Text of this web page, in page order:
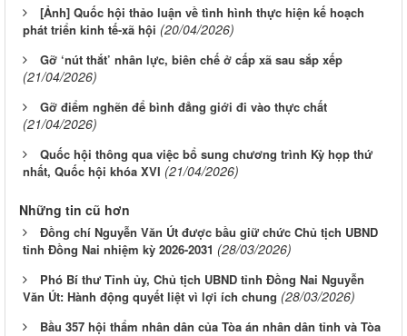
[Ảnh] Quốc hội thảo luận về tình hình thực hiện kế hoạch
phát triển kinh tế-xã hội (20/04/2026)
Gỡ ‘nút thắt’ nhân lực, biên chế ở cấp xã sau sắp xếp
(21/04/2026)
Gỡ điểm nghẽn để bình đẳng giới đi vào thực chất
(21/04/2026)
Quốc hội thông qua việc bổ sung chương trình Kỳ họp thứ
nhất, Quốc hội khóa XVI (21/04/2026)
Những tin cũ hơn
Đồng chí Nguyễn Văn Út được bầu giữ chức Chủ tịch UBND
tỉnh Đồng Nai nhiệm kỳ 2026-2031 (28/03/2026)
Phó Bí thư Tỉnh ủy, Chủ tịch UBND tỉnh Đồng Nai Nguyễn
Văn Út: Hành động quyết liệt vì lợi ích chung (28/03/2026)
Bầu 357 hội thẩm nhân dân của Tòa án nhân dân tỉnh và Tòa